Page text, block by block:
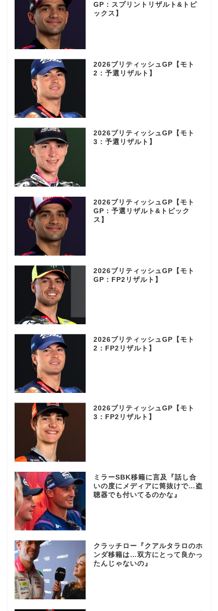
GP：スプリントリザルト&トピ
ックス】
2026ブリティッシュGP【モト
2：予選リザルト】
2026ブリティッシュGP【モト
3：予選リザルト】
2026ブリティッシュGP【モト
GP：予選リザルト&トピック
ス】
2026ブリティッシュGP【モト
GP：FP2リザルト】
2026ブリティッシュGP【モト
2：FP2リザルト】
2026ブリティッシュGP【モト
3：FP2リザルト】
ミラーSBK移籍に言及『話し合
いの度にメディアに筒抜けで…盗
聴器でも付いてるのかな』
クラッチロー『クアルタラロのホ
ンダ移籍は…双方にとって良かっ
たんじゃないの』